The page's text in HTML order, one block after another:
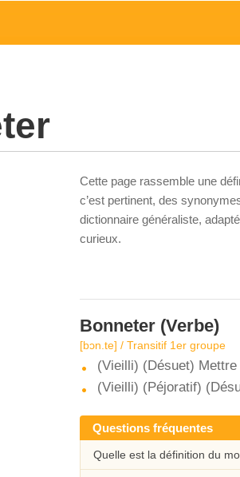
Cette page rassemble une
c’est pertinent, des
dictionnaire généraliste,
curieux.
Bonneter (Verbe)
[bɔn.te] / Transitif 1er groupe
(Vieilli) (Désuet) Mettre
(Vieilli) (Péjoratif)
Questions fréquentes
Quelle est la définition du